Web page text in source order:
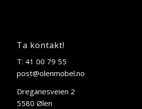
Ta kontakt!
T: 41 00 79 55
post@olenmobel.no
Dreganesveien 2
5580 Ølen